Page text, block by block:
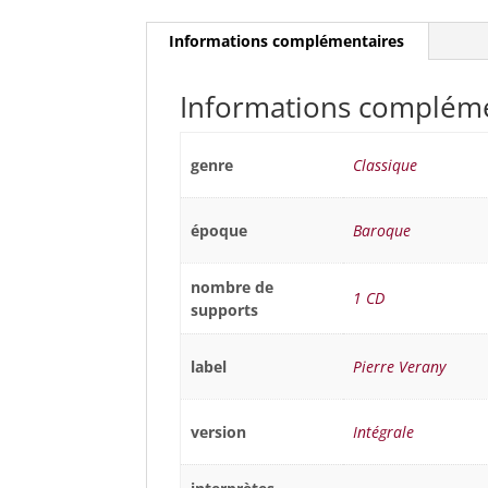
Informations complémentaires
Informations
genre Classique
époque Baroque
nombre de
supports
1 CD
label Pierre Verany
version Intégrale